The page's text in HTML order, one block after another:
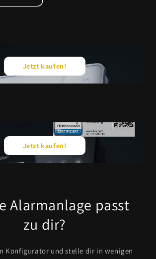
Jetzt kaufen!
Jetzt kaufen!
Alarmanlage passt
zu dir?
Konfigurator und stelle dir in wenigen